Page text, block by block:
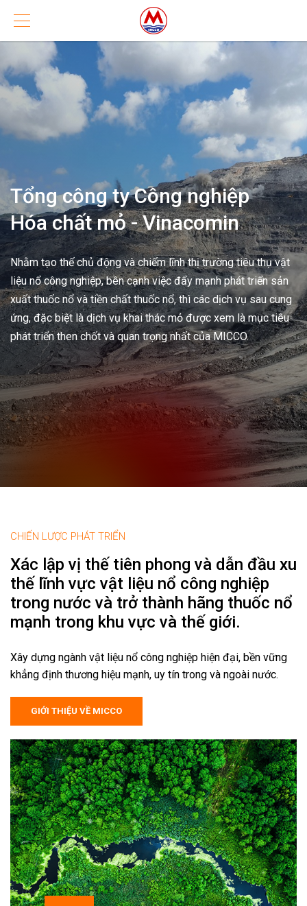
Tổng công ty Công nghiệp
Hóa chất mỏ - Vinacomin
Nhằm tạo thế chủ động và chiếm lĩnh thị trường tiêu thụ vật
liệu nổ công nghiệp, bên cạnh việc đẩy mạnh phát triển sản
xuất thuốc nổ và tiền chất thuốc nổ, thì các dịch vụ sau cung
ứng, đặc biệt là dịch vụ khai thác mỏ được xem là mục tiêu
phát triển then chốt và quan trọng nhất của MICCO.
CHIẾN LƯỢC PHÁT TRIỂN
Xác lập vị thế tiên phong và dẫn đầu xu
thế lĩnh vực vật liệu nổ công nghiệp
trong nước và trở thành hãng thuốc nổ
mạnh trong khu vực và thế giới.
Xây dựng ngành vật liệu nổ công nghiệp hiện đại, bền vững
khẳng định thương hiệu mạnh, uy tín trong và ngoài nước.
GIỚI THIỆU VỀ MICCO